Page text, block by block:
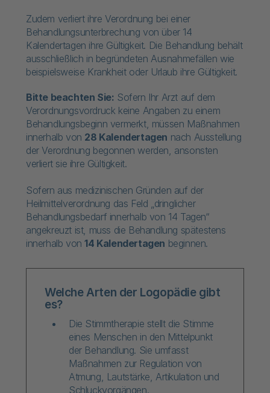
Zudem verliert ihre Verordnung bei einer
Behandlungsunterbrechung von über 14
Kalendertagen ihre Gültigkeit. Die Behandlung behält
ausschließlich in begründeten Ausnahmefällen wie
beispielsweise Krankheit oder Urlaub ihre Gültigkeit.
Bitte beachten Sie: Sofern Ihr Arzt auf dem
Verordnungsvordruck keine Angaben zu einem
Behandlungsbeginn vermerkt, müssen Maßnahmen
innerhalb von 28 Kalendertagen nach Ausstellung
der Verordnung begonnen werden, ansonsten
verliert sie ihre Gültigkeit.
Sofern aus medizinischen Gründen auf der
Heilmittelverordnung das Feld „dringlicher
Behandlungsbedarf innerhalb von 14 Tagen“
angekreuzt ist, muss die Behandlung spätestens
innerhalb von14 Kalendertagen beginnen.
Welche Arten der Logopädie gibt
es?
Die Stimmtherapie stellt die Stimme
eines Menschen in den Mittelpunkt
der Behandlung. Sie umfasst
Maßnahmen zur Regulation von
Atmung, Lautstärke, Artikulation und
Schluckvorgängen.